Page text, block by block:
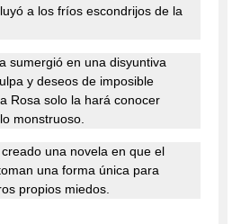
a los fríos escondrijos de la
sumergió en una disyuntiva
y deseos de imposible
Rosa solo la hará conocer
monstruoso.
una novela en que el
una forma única para
propios miedos.